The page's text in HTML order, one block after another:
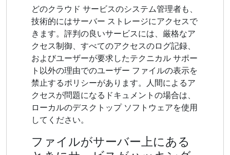
どのクラウド サービスのシステム管理者も、
技術的にはサーバー ストレージにアクセスで
きます。評判の良いサービスには、厳格なア
クセス制御、すべてのアクセスのログ記録、
およびユーザーが要求したテクニカル サポー
ト以外の理由でのユーザー ファイルの表示を
禁止するポリシーがあります。人間によるア
クセスが問題になるドキュメントの場合は、
ローカルのデスクトップ ソフトウェアを使用
してください。
ファイルがサーバー上にある